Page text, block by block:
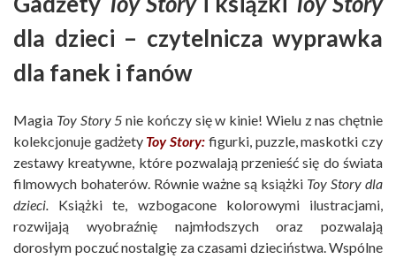
dla dzieci – czytelnicza wyprawka
dla fanek i fanów
Magia Toy Story 5 nie kończy się w kinie! Wielu z nas chętnie
kolekcjonuje gadżety Toy Story: figurki, puzzle, maskotki czy
zestawy kreatywne, które pozwalają przenieść się do świata
filmowych bohaterów. Równie ważne są książki Toy Story dla
dzieci. Książki te, wzbogacone kolorowymi ilustracjami,
rozwijają wyobraźnię najmłodszych oraz pozwalają
dorosłym poczuć nostalgię za czasami dzieciństwa. Wspólne